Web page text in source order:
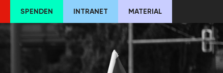
SPENDEN INTRANET MATERIAL